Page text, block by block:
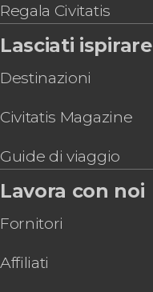
Regala Civitatis
Lasciati ispirare
Destinazioni
Civitatis Magazine
Guide di viaggio
Lavora con noi
Fornitori
Affiliati